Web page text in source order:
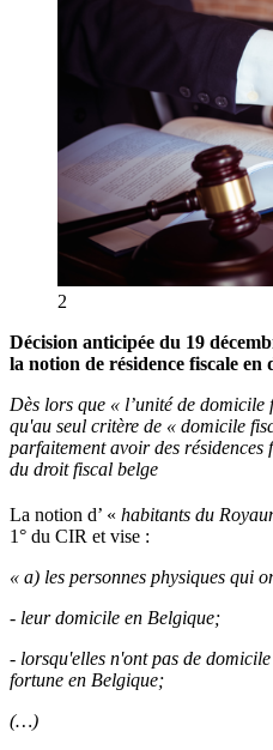
2
Décision anticipée du 19
la notion de résidence fiscale
Dès lors que « l’unité de domicile
qu'au seul critère de « domicile
parfaitement avoir des
du droit fiscal belge
La notion d’ « habitants du
1° du CIR et vise :
« a) les personnes physiques qui
- leur domicile en Belgique;
- lorsqu'elles n'ont pas de
fortune en Belgique;
(…)